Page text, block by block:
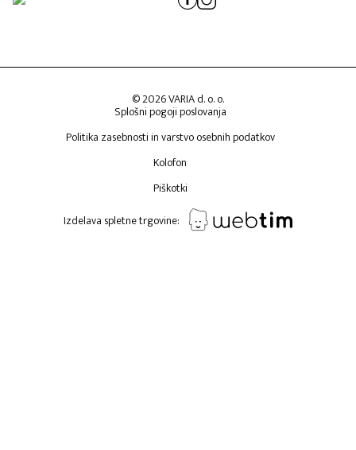
© 2026 VARIA d. o. o.
Splošni pogoji poslovanja
Politika zasebnosti in varstvo osebnih podatkov
Kolofon
Piškotki
Izdelava spletne trgovine: